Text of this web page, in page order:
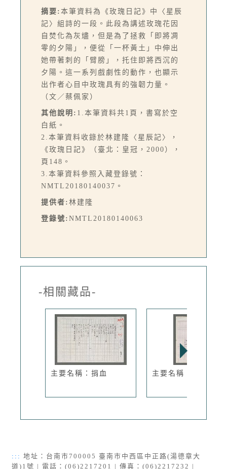
摘要: 本筆資料為《玫瑰日記》中〈星辰
記〉組詩的一段。此段為講述玫瑰花因
自焚化為灰燼，但是為了拯救「即將凋
零的夕陽」，便從「一杯黃土」中伸出
她帶著刺的「臂膀」，托住即將西沉的
夕陽。這一系列戲劇性的動作，也顯示
出作者心目中玫瑰具有的強韌力量。
（文／蔡佩家）
其他說明: 1.本筆資料共1頁，書寫於空
白紙。
2.本筆資料收錄於林建隆〈星辰記〉，
《玫瑰日記》（臺北：皇冠，2000），
頁148。
3.本筆資料參照入藏登錄號：
NMTL20180140037。
提供者: 林建隆
登錄號: NMTL20180140063
-相關藏品-
主要名稱：捐血 主要名稱：曝
::: 地址：台南市700005 臺南市中西區中正路(湯德章大
道)1號 | 電話：(06)2217201 | 傳真：(06)2217232 |